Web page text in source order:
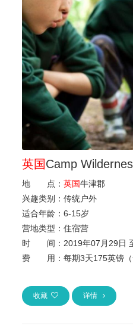
英国Camp Wilderness三
地 点：英国牛津郡
兴趣类别：传统户外
适合年龄：6-15岁
营地类型：住宿营
时 间： 2019年07月29日
费 用：每期3天175英镑（
收藏 详情